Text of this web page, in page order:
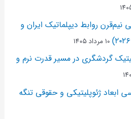
روابط دیپلماتیک ایران و
۱۰ مرداد ۱۴۰۵
گردشگری در مسیر قدرت نرم و
ابعاد ژئوپلیتیکی و حقوقی تنگه